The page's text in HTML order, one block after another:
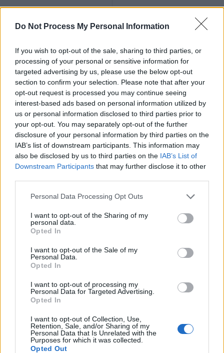
Do Not Process My Personal Information
If you wish to opt-out of the sale, sharing to third parties, or
processing of your personal or sensitive information for
targeted advertising by us, please use the below opt-out
section to confirm your selection. Please note that after your
opt-out request is processed you may continue seeing
interest-based ads based on personal information utilized by
us or personal information disclosed to third parties prior to
your opt-out. You may separately opt-out of the further
disclosure of your personal information by third parties on the
IAB’s list of downstream participants. This information may
also be disclosed by us to third parties on the IAB’s List of
Downstream Participants that may further disclose it to other
Personal Data Processing Opt Outs
I want to opt-out of the Sharing of my
personal data.
Opted In
I want to opt-out of the Sale of my
Personal Data.
Opted In
I want to opt-out of processing my
Personal Data for Targeted Advertising.
Opted In
I want to opt-out of Collection, Use,
Retention, Sale, and/or Sharing of my
Personal Data that Is Unrelated with the
Purposes for which it was collected.
Opted Out
News Santé
ARTICLES CONNEXES PLUS DE L'AUTEUR
essentiels des
cardiologues pour
attention à la pénurie de
lunettes de sécurité
révolutionnaire pour
combattre le cancer
Populaires
Médicament retiré en urgence pour risques graves et données falsifiées
Je suis infirmière en soins palliatifs : un mois avant le départ, les patients
commencent tous à faire cette chose étrange